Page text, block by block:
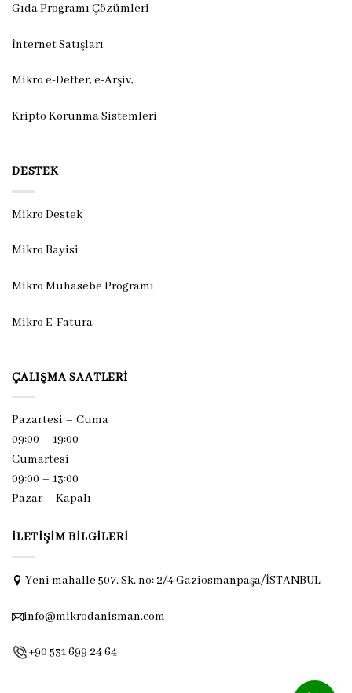
Gıda Programı Çözümleri
İnternet Satışları
Mikro e-Defter, e-Arşiv,
Kripto Korunma Sistemleri
DESTEK
Mikro Destek
Mikro Bayisi
Mikro Muhasebe Programı
Mikro E-Fatura
ÇALIŞMA SAATLERI
Pazartesi – Cuma
09:00 – 19:00
Cumartesi
09:00 – 13:00
Pazar – Kapalı
İLETIŞIM BILGILERI
Yeni mahalle 507. Sk. no: 2/4 Gaziosmanpaşa/İSTANBUL
info@mikrodanisman.com
+90 531 699 24 64